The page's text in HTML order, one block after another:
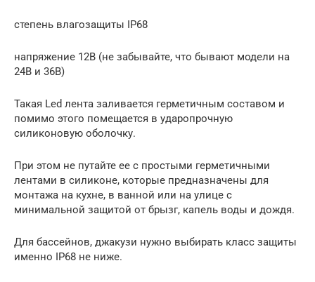
степень влагозащиты IP68
напряжение 12В (не забывайте, что бывают модели на
24В и 36В)
Такая Led лента заливается герметичным составом и
помимо этого помещается в ударопрочную
силиконовую оболочку.
При этом не путайте ее с простыми герметичными
лентами в силиконе, которые предназначены для
монтажа на кухне, в ванной или на улице с
минимальной защитой от брызг, капель воды и дождя.
Для бассейнов, джакузи нужно выбирать класс защиты
именно IP68 не ниже.